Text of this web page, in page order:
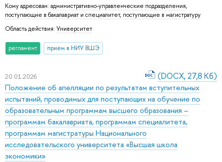
Кому адресован: административно-управленческие подразделения,
поступающие в бакалавриат и специалитет, поступающие в магистратуру
Область действия: Университет
регламент прием в НИУ ВШЭ
20.01.2026
Положение об апелляции по результатам вступительных
испытаний, проводимых для поступающих на обучение по
образовательным программам высшего образования –
программам бакалавриата, программам специалитета,
программам магистратуры Национального
исследовательского университета «Высшая школа
экономики»
(DOCX, 27,8 Кб)